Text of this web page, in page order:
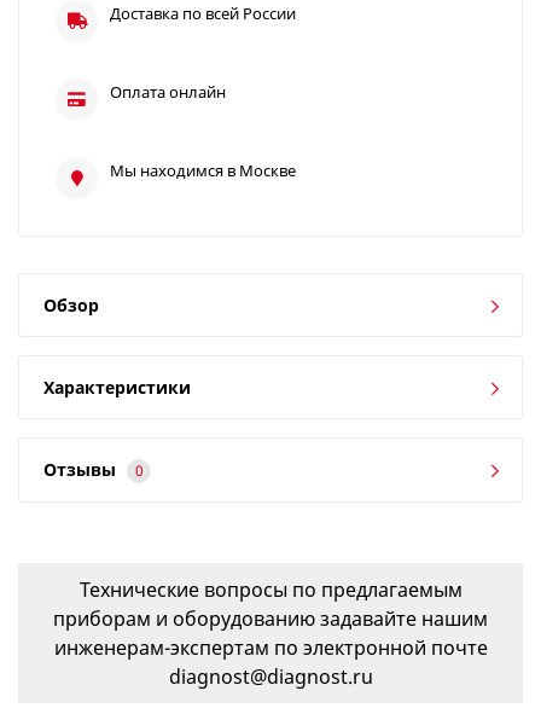
Доставка по всей России
Оплата онлайн
Мы находимся в Москве
Обзор
Характеристики
Отзывы 0
Технические вопросы по предлагаемым
приборам и оборудованию задавайте нашим
инженерам-экспертам по электронной почте
diagnost@diagnost.ru